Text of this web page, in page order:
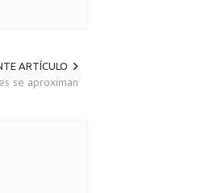
ARTÍCULO
se aproximan